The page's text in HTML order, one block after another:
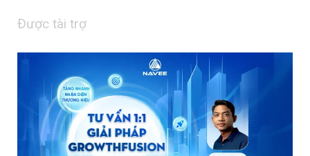
Được tài trợ